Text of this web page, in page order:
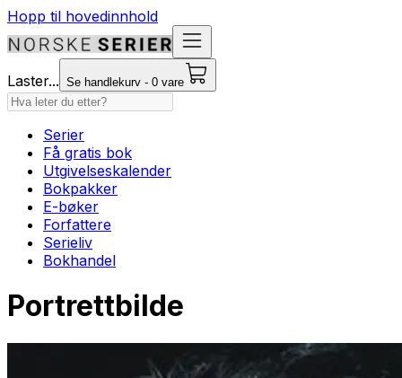
Hopp til hovedinnhold
Laster... Se handlekurv - 0 vare
Serier
Få gratis bok
Utgivelseskalender
Bokpakker
E-bøker
Forfattere
Serieliv
Bokhandel
Portrettbilde